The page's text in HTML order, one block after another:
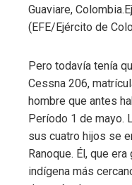
Guaviare, Colombia.
(EFE/Ejército de
Pero todavía tenía
Cessna 206,
hombre que antes
Período 1 de mayo.
sus cuatro hijos se
Ranoque. Él, que
indígena más